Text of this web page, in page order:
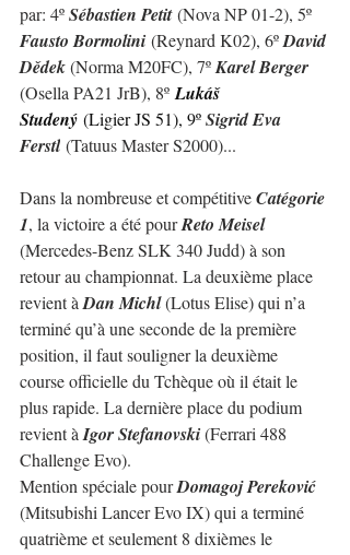
par: 4º Sébastien Petit (Nova NP 01-2), 5º
Fausto Bormolini (Reynard K02), 6º David
Dědek (Norma M20FC), 7º Karel Berger
(Osella PA21 JrB), 8º Lukáš
Studený (Ligier JS 51), 9º Sigrid Eva
Ferstl (Tatuus Master S2000)...
Dans la nombreuse et compétitive Catégorie
1, la victoire a été pour Reto Meisel
(Mercedes-Benz SLK 340 Judd) à son
retour au championnat. La deuxième place
revient à Dan Michl (Lotus Elise) qui n’a
terminé qu’à une seconde de la première
position, il faut souligner la deuxième
course officielle du Tchèque où il était le
plus rapide. La dernière place du podium
revient à Igor Stefanovski (Ferrari 488
Challenge Evo).
Mention spéciale pour Domagoj Pereković
(Mitsubishi Lancer Evo IX) qui a terminé
quatrième et seulement 8 dixièmes le